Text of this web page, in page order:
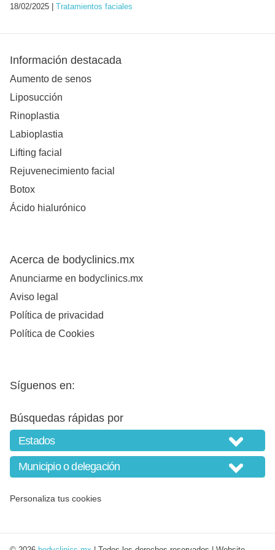
18/02/2025 | Tratamientos faciales
Información destacada
Aumento de senos
Liposucción
Rinoplastia
Labioplastia
Lifting facial
Rejuvenecimiento facial
Botox
Ácido hialurónico
Acerca de bodyclinics.mx
Anunciarme en bodyclinics.mx
Aviso legal
Política de privacidad
Política de Cookies
Síguenos en:
Búsquedas rápidas por
Personaliza tus cookies